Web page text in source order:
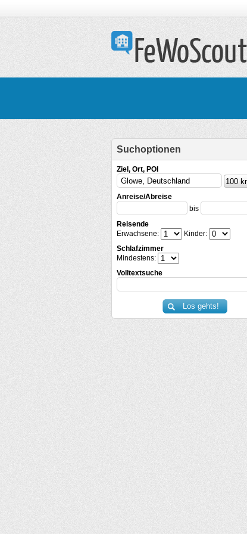
Suchoptionen
Ziel, Ort, POI
Anreise/Abreise
bis
Reisende
Erwachsene:
Kinder:
Schlafzimmer
Mindestens:
Volltextsuche